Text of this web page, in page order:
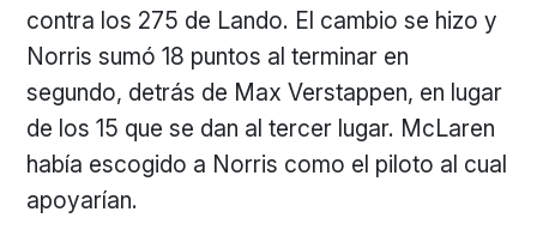
contra los 275 de Lando. El cambio se hizo y
Norris sumó 18 puntos al terminar en
segundo, detrás de Max Verstappen, en lugar
de los 15 que se dan al tercer lugar. McLaren
había escogido a Norris como el piloto al cual
apoyarían.